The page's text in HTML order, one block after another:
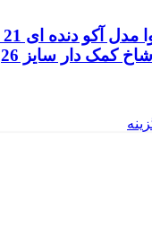
کمک دار سایز 26